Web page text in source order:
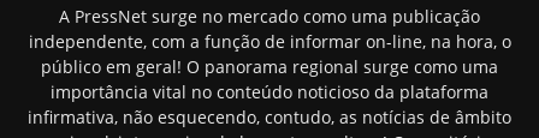
A PressNet surge no mercado como uma publicação
independente, com a função de informar on-line, na hora, o
público em geral! O panorama regional surge como uma
importância vital no conteúdo noticioso da plataforma
infirmativa, não esquecendo, contudo, as notícias de âmbito